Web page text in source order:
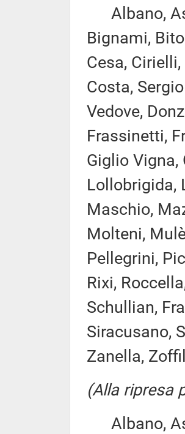
Albano,
Bignami,
Cesa,
Costa,
Vedove,
Frassinetti,
Giglio Vigna,
Lollobrigida,
Maschio,
Molteni,
Pellegrini,
Rixi,
Schullian,
Siracusano,
Zanella,
(Alla ripresa
Albano,